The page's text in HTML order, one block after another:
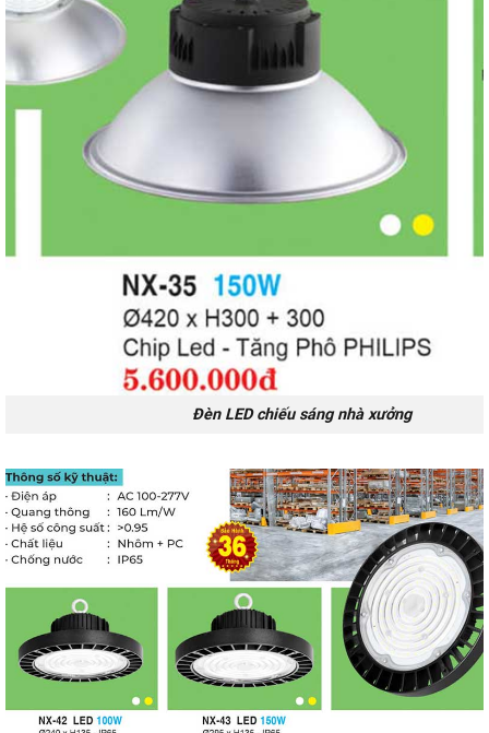
Đèn LED chiếu sáng nhà xưởng